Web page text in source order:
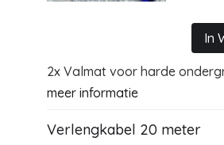
In
2x Valmat voor harde
meer informatie
Verlengkabel 20 meter